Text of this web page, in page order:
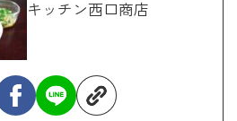
キッチン西口商店